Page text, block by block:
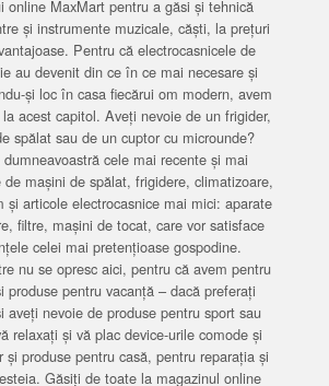
online MaxMart pentru a găsi și tehnică
și instrumente muzicale, căști, la prețuri
Pentru că electrocasnicele de
au devenit din ce în ce mai necesare și
și loc în casa fiecărui om modern, avem
acest capitol. Aveți nevoie de un frigider,
spălat sau de un cuptor cu microunde?
cele mai recente și mai
mașini de spălat, frigidere, climatizoare,
și articole electrocasnice mai mici: aparate
filtre, mașini de tocat, care vor satisface
celei mai pretențioase gospodine.
nu se opresc aici, pentru că avem pentru
produse pentru vacanță – dacă preferați
aveți nevoie de produse pentru sport sau
relaxați și vă plac device-urile comode și
și produse pentru casă, pentru reparația și
Găsiți de toate la magazinul online